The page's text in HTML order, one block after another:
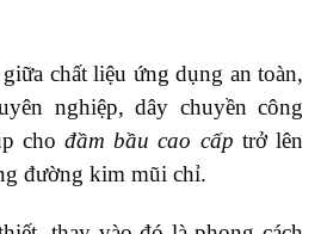
chất liệu ứng dụng an toàn,
nghiệp, dây chuyền công
chođầm bầu cao cấp trở lên
đường kim mũi chỉ.